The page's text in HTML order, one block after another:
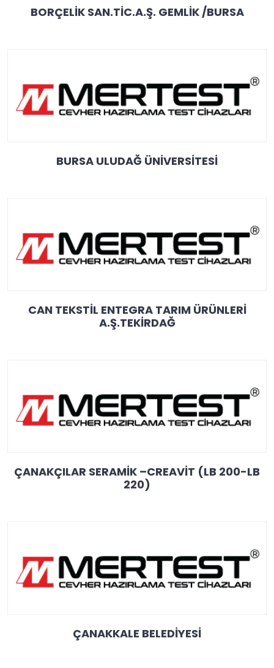
BORÇELİK SAN.TİC.A.Ş. GEMLİK /BURSA
BURSA ULUDAĞ ÜNİVERSİTESİ
CAN TEKSTİL ENTEGRA TARIM ÜRÜNLERİ
A.Ş.TEKİRDAĞ
ÇANAKÇILAR SERAMİK –CREAVİT (LB 200-LB
220)
ÇANAKKALE BELEDİYESİ